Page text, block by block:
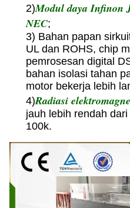
2)Modul daya Infinon
NEC;
3) Bahan papan
UL dan ROHS, chip
pemrosesan digital
bahan isolasi tahan
motor bekerja lebih
4)Radiasi
jauh lebih rendah
100k.